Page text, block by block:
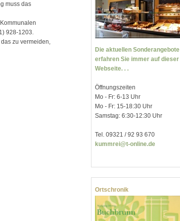
muss das
928-1203.
zu vermeiden,
Die aktuellen Sonderangebote
erfahren Sie immer auf dieser
Webseite. . .
Öffnungszeiten
Mo - Fr: 6-13 Uhr
Mo - Fr: 15-18:30 Uhr
Samstag: 6:30-12:30 Uhr
Tel. 09321 / 92 93 670
kummrei@t-online.de
Ortschronik